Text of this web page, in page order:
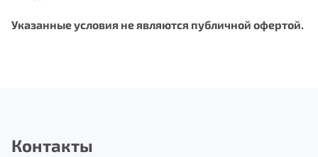
Указанные условия не являются публичной офертой.
Контакты